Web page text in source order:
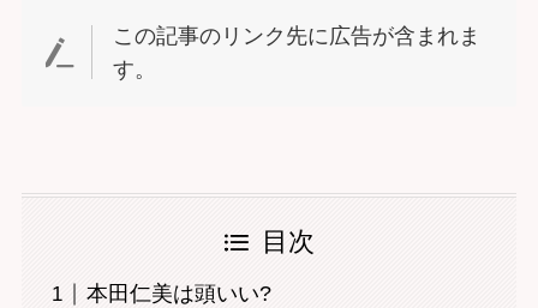
この記事のリンク先に広告が含まれま
す。
目次
本田仁美は頭いい?